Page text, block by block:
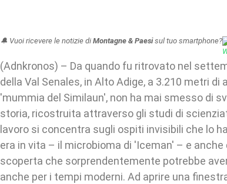
🔔 Vuoi ricevere le notizie di Montagne & Paesisul tuo smartphone?
(Adnkronos) – Da quando fu ritrovato nel
della Val Senales, in Alto Adige, a 3.210 metri di
'mummia del Similaun', non ha mai smesso di
storia, ricostruita attraverso gli studi di
lavoro si concentra sugli ospiti invisibili che lo
era in vita – il microbioma di 'Iceman' – e anche
scoperta che sorprendentemente potrebbe
anche per i tempi moderni. Ad aprire una